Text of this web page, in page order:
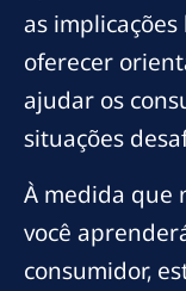
as
oferecer
ajudar os
situações
À medida que
você
consumidor,